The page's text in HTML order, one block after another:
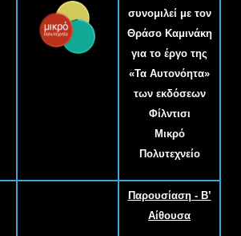
συνομιλεί με τον
Θράσο Καμινάκη
για το έργο της
«Τα Αυτονόητα»
των εκδόσεων
Φίλντισι
Μικρό
Πολυτεχνείο
Παρουσίαση - B’
Αίθουσα